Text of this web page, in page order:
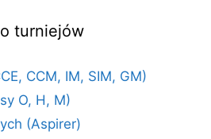
turniejów
CCM, IM, SIM, GM)
O, H, M)
(Aspirer)